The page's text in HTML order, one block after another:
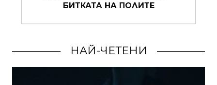
ДНИТЕ!
НАЙ-ЧЕТЕНИ